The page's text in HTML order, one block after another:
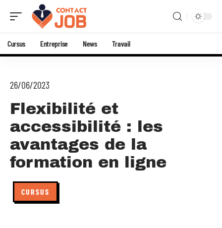
Cursus Entreprise News Travail
26/06/2023
Flexibilité et
accessibilité : les
avantages de la
formation en ligne
CURSUS